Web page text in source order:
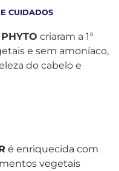
CUIDADOS
PHYTO criaram a 1ª
e sem amoníaco,
do cabelo e
é enriquecida com
vegetais